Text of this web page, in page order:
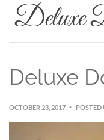
Deluxe
Deluxe
OCTOBER 23, 2017 POSTED